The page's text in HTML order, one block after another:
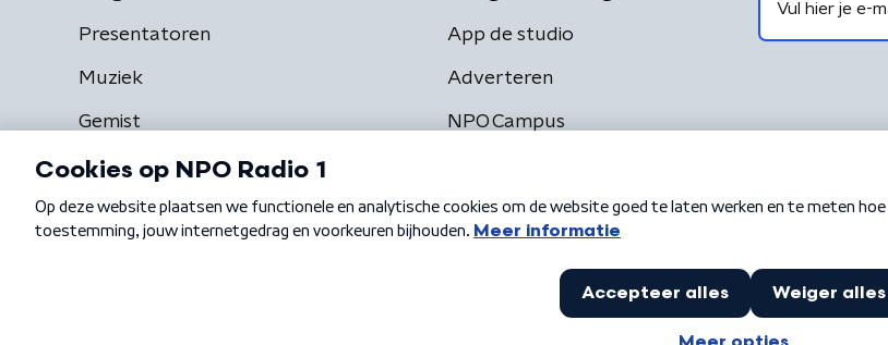
Presentatoren
Muziek
Gemist
App de studio
Adverteren
NPO Campus
Algemene voorwaarden Privacybeleid